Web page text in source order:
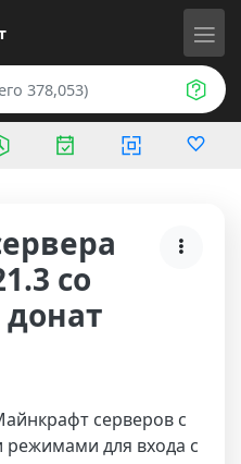
со
серверов с
для входа с